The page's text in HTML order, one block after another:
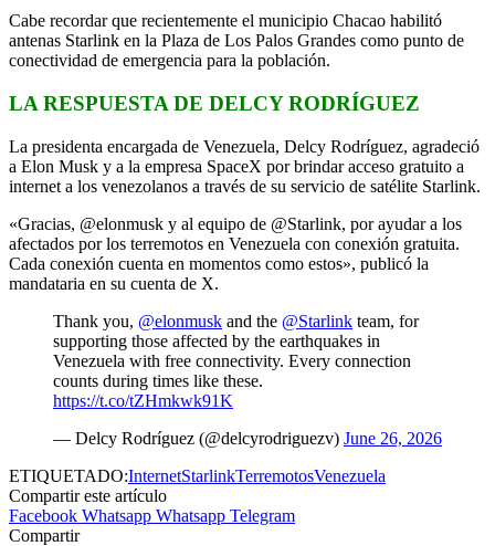
Cabe recordar que recientemente el municipio Chacao habilitó
antenas Starlink en la Plaza de Los Palos Grandes como punto de
conectividad de emergencia para la población.
LA RESPUESTA DE DELCY RODRÍGUEZ
La presidenta encargada de Venezuela, Delcy Rodríguez, agradeció
a Elon Musk y a la empresa SpaceX por brindar acceso gratuito a
internet a los venezolanos a través de su servicio de satélite Starlink.
«Gracias, @elonmusk y al equipo de @Starlink, por ayudar a los
afectados por los terremotos en Venezuela con conexión gratuita.
Cada conexión cuenta en momentos como estos», publicó la
mandataria en su cuenta de X.
Thank you, @elonmusk and the @Starlink team, for
supporting those affected by the earthquakes in
Venezuela with free connectivity. Every connection
counts during times like these.
https://t.co/tZHmkwk91K
— Delcy Rodríguez (@delcyrodriguezv) June 26, 2026
ETIQUETADO:InternetStarlinkTerremotosVenezuela
Compartir este artículo
Facebook Whatsapp Whatsapp Telegram
Compartir